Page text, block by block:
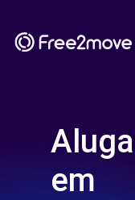
em